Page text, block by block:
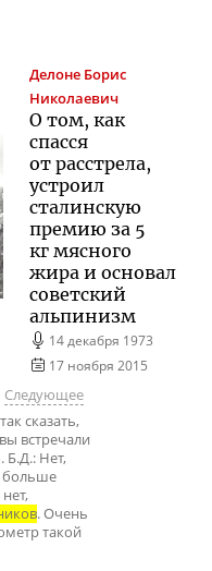
Делоне Борис
Николаевич
О том, как
спасся
от расстрела,
устроил
сталинскую
премию за 5
кг мясного
жира и основал
советский
альпинизм
14 декабря 1973
17 ноября 2015
Следующее
сказать,
встречали
Б.Д.: Нет,
больше
. Очень
такой